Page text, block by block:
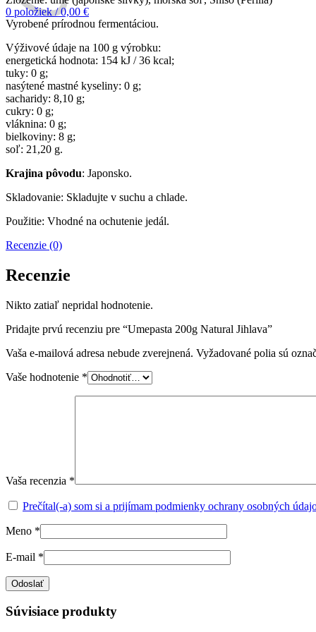
0 položiek / 0,00 €
Vyrobené prírodnou fermentáciou.
Výživové údaje na 100 g výrobku:
energetická hodnota: 154 kJ / 36 kcal;
tuky: 0 g;
nasýtené mastné kyseliny: 0 g;
sacharidy: 8,10 g;
cukry: 0 g;
vláknina: 0 g;
bielkoviny: 8 g;
soľ: 21,20 g.
Krajina pôvodu: Japonsko.
Skladovanie: Skladujte v suchu a chlade.
Použitie: Vhodné na ochutenie jedál.
Recenzie (0)
Recenzie
Nikto zatiaľ nepridal hodnotenie.
Pridajte prvú recenziu pre “Umepasta 200g Natural Jihlava”
Vaša e-mailová adresa nebude zverejnená. Vyžadované polia sú
Vaše hodnotenie *
Vaša recenzia *
Prečítal(-a) som si a prijímam podmienky ochrany osobných
Meno *
E-mail *
Súvisiace produkty